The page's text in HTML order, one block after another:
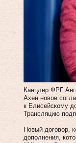
Канцлер ФРГ
Ахен новое
к Елисейскому
Трансляцию
Новый договор,
дополнения,